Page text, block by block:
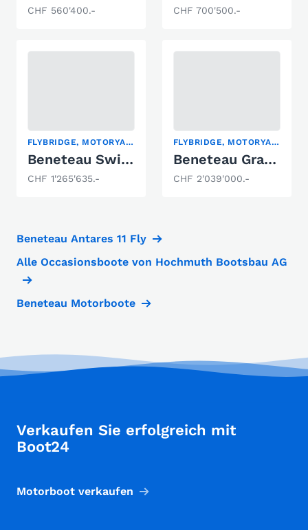
CHF 560'400.- CHF 700'500.-
FLYBRIDGE, MOTORYACHT
Beneteau Swift Trawler 54
CHF 1'265'635.-
FLYBRIDGE, MOTORYACHT
Beneteau Grand Trawler 63
CHF 2'039'000.-
Beneteau Antares 11 Fly
Alle Occasionsboote von Hochmuth Bootsbau AG
Beneteau Motorboote
Verkaufen Sie erfolgreich mit
Boot24
Motorboot verkaufen